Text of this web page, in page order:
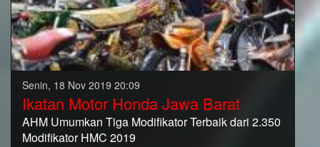
Senin, 18 Nov 2019 20:09
Ikatan Motor Honda Jawa Barat
AHM Umumkan Tiga Modifikator Terbaik dari 2.350
Modifikator HMC 2019